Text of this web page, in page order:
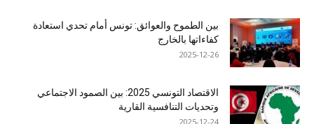
بين الطموح والعوائق: تونس أمام تحدي استعادة
كفاءاتها بالخارج
2025-12-26
الاقتصاد التونسي 2025: بين الصمود الاجتماعي
وتحديات التنافسية القارية
2025-12-24